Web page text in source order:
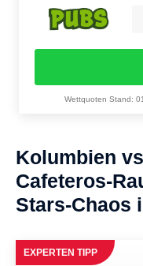
Wettquoten Stand:
Kolumbien
Cafeteros-
Stars-Chaos
EXPERTEN TIPP